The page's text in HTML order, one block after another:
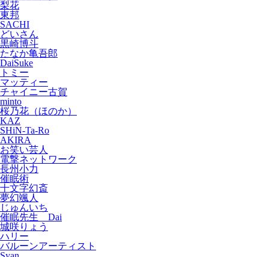
梨花
東邦
SACHI
どいさん
黒崎博斗
たなか亀吾郎
DaiSuke
トミー
マッティー
チャイニー古賀
minto
桜乃花（ほのか）
KAZ
SHiN-Ta-Ro
AKIRA
お笑い芸人
電撃ネットワーク
長州小力
催眠術
十文字幻斎
夢幻颯人
じゅんいち
催眠先生 Dai
城咲りょう
ハリー
バルーンアーティスト